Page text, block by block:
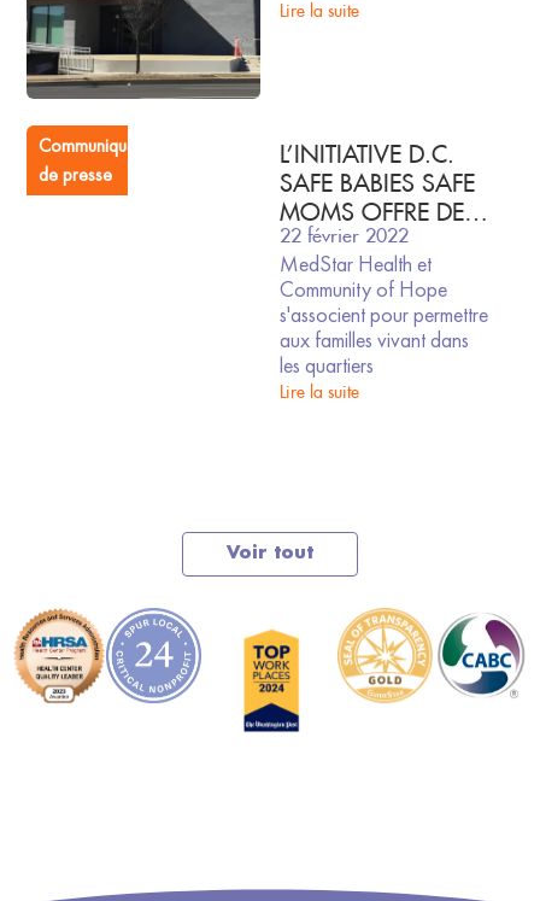
Lire la suite
Communiqués
de presse
L’INITIATIVE D.C.
SAFE BABIES SAFE
MOMS OFFRE DES
SERVICES
D’OBSTÉTRIQUE À
HAUT RISQUE AUX
FEMMES QUI
ACCOUCHENT
DANS LE QUARTIER
22 février 2022
MedStar Health et
Community of Hope
s'associent pour permettre
aux familles vivant dans
les quartiers
Lire la suite
Voir tout